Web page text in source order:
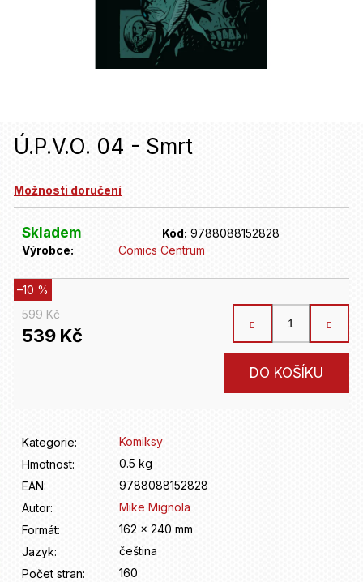
Ú.P.V.O. 04 - Smrt
Možnosti doručení
Skladem Kód: 9788088152828
Výrobce:
Comics Centrum
599 Kč
–10 %
539 Kč
DO KOŠÍKU
Kategorie:
Komiksy
Hmotnost:
0.5 kg
EAN:
9788088152828
Autor:
Mike Mignola
Formát:
162 x 240 mm
Jazyk:
čeština
Počet stran:
160
n
j
?
HLEDAT
r
u
č
u
e
m
e